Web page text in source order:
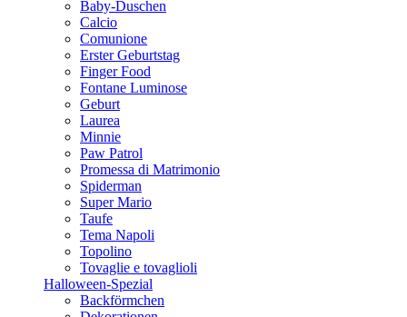
Baby-Duschen
Calcio
Comunione
Erster Geburtstag
Finger Food
Fontane Luminose
Geburt
Laurea
Minnie
Paw Patrol
Promessa di Matrimonio
Spiderman
Super Mario
Taufe
Tema Napoli
Topolino
Tovaglie e tovaglioli
Halloween-Spezial
Backförmchen